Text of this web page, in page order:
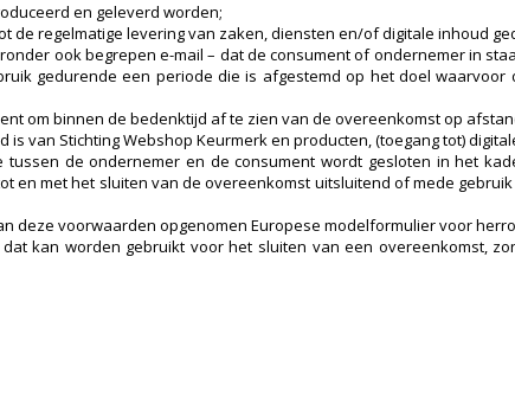
en geleverd worden;
de regelmatige levering van zaken, diensten en/of digitale inhoud
ook begrepen e-mail – dat de consument of ondernemer in
gedurende een periode die is afgestemd op het doel
om binnen de bedenktijd af te zien van de overeenkomst op
is van Stichting Webshop Keurmerk en producten, (toegang tot)
tussen de ondernemer en de consument wordt gesloten in het
en met het sluiten van de overeenkomst uitsluitend of mede
deze voorwaarden opgenomen Europese modelformulier voor
dat kan worden gebruikt voor het sluiten van een overeenkomst,